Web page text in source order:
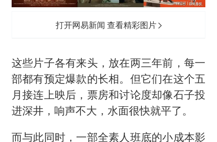
打开网易新闻 查看精彩图片
这些片子各有来头，放在两三年前，每一
部都有预定爆款的长相。但它们在这个五
月接连上映后，票房和讨论度却像石子投
进深井，响声不大，水面很快就平了。
而与此同时，一部全素人班底的小成本影